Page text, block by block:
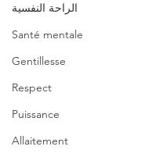
الراحة النفسية
Santé mentale
Gentillesse
Respect
Puissance
Allaitement